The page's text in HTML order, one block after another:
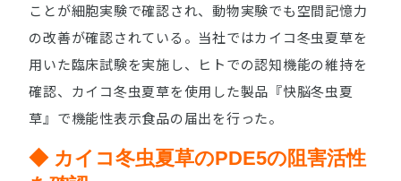
ことが細胞実験で確認され、動物実験でも空間記憶力
の改善が確認されている。当社ではカイコ冬虫夏草を
用いた臨床試験を実施し、ヒトでの認知機能の維持を
確認、カイコ冬虫夏草を使用した製品『快脳冬虫夏
草』で機能性表示食品の届出を行った。
◆ カイコ冬虫夏草のPDE5の阻害活性